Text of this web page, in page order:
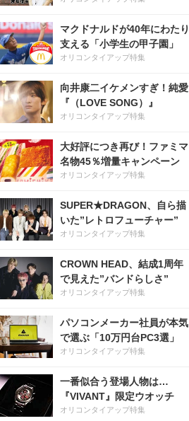
マクドナルドが40年にわたり
支える「小学生の甲子園」
オリコンタイアップ特集
向井康二イケメンすぎ！純愛
『（LOVE SONG）』
オリコンタイアップ特集
大好評につき再び！ファミマ
名物45％増量キャンペーン
オリコンタイアップ特集
SUPER★DRAGON、自ら描
いた”レトロフューチャー”
オリコンタイアップ特集
CROWN HEAD、結成1周年
で見えた”バンドらしさ”
オリコンタイアップ特集
パソコンメーカー社員が本気
で選ぶ「10万円台PC3選」
オリコンタイアップ特集
一番似合う登場人物は…
『VIVANT』限定ウオッチ
オリコンタイアップ特集